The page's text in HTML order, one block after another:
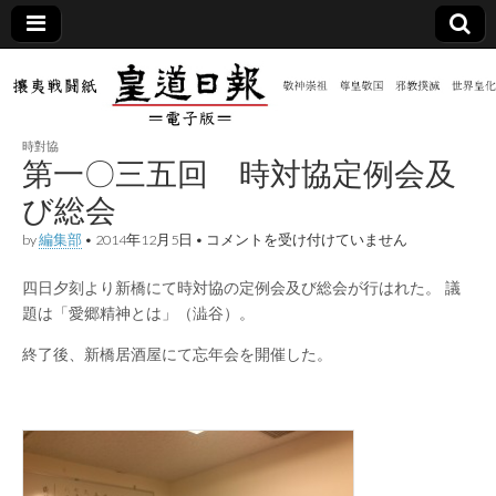
皇道
日報
（防
共新
聞）
電子
版
敬神
尊皇
｜昭
和八
年創
刊
皇道
実
攘夷
戦闘
紙
時對協
第一〇三五回 時対協定例会及
び総会
by編集部 • 2014年12月5日 • 第
三
五
回
時
対
会
コメントを受け付けていません
四日夕刻より新橋にて時対協の定例会及び総会が行はれた。 議
題は「愛郷精神とは」（澁谷）。
終了後、新橋居酒屋にて忘年会を開催した。